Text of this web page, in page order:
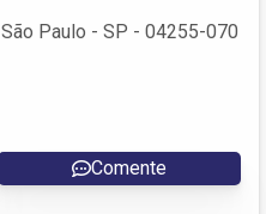
Paulo - SP - 04255-070
Comente